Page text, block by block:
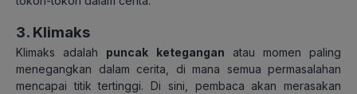
3. Klimaks
Klimaks adalah puncak ketegangan atau momen paling
menegangkan dalam cerita, di mana semua permasalahan
mencapai titik tertinggi. Di sini, pembaca akan merasakan